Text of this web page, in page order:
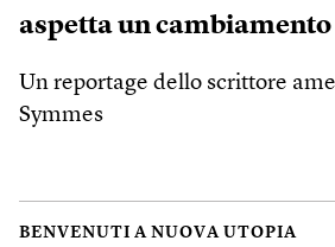
aspetta un cambiamento
Un reportage dello scrittore
Symmes
BENVENUTI A NUOVA UTOPIA